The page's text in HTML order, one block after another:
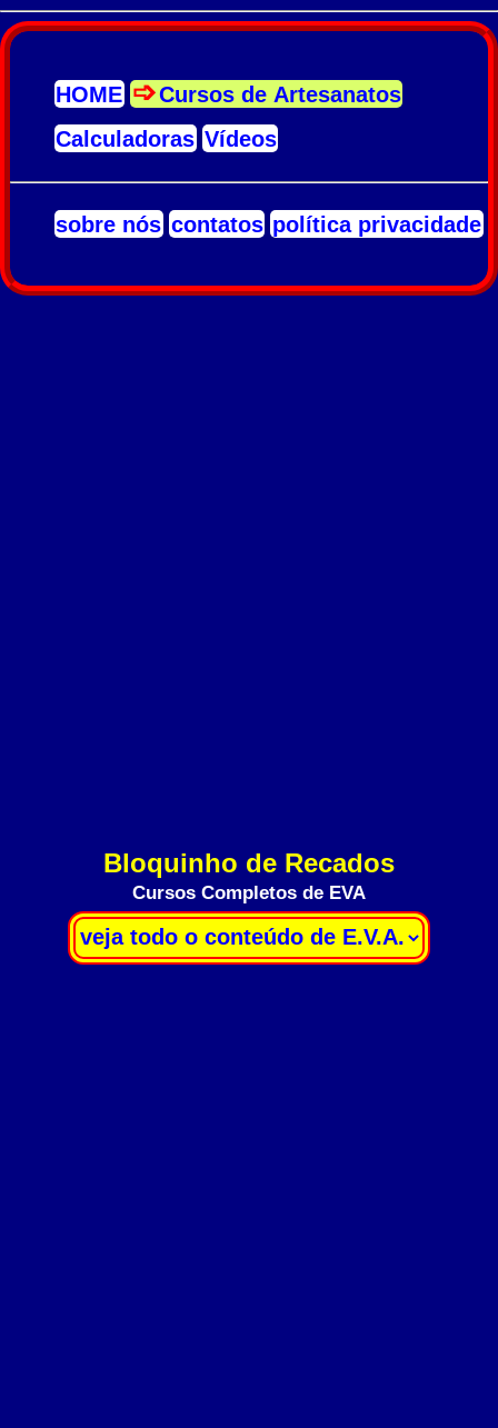
HOME
Cursos de Artesanatos
Calculadoras Vídeos
sobre nós contatos política privacidade
Bloquinho de Recados
Cursos Completos de EVA